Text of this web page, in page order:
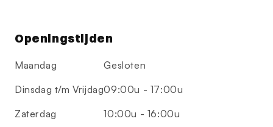
Openingstijden
Maandag
Dinsdag t/m Vrijdag
Zaterdag
Gesloten
09:00u - 17:00u
10:00u - 16:00u